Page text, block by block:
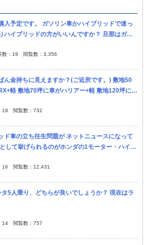
入予定です。 ガソリン車かハイブリッドで迷っ
ハイブリッドの方がいいんですか？ 旦那はガソ
。ステップワゴンくらいになればハイブリッドが
数： 19 閲覧数： 3,356
ん金持ちに見えますか？(ご近所です。) 敷地50
軽 敷地70坪に車がハリアー+軽 敷地120坪に車
18 閲覧数： 732
ド車の立ち往生問題が ネットニュースになって
して挙げられるのがホンダの1モーター・ハイブ
」を搭載するモデルらしく、i-DCDを搭載...
16 閲覧数： 12,431
5人乗り、どちらが良いでしょうか？ 現在はラ
14 閲覧数： 757